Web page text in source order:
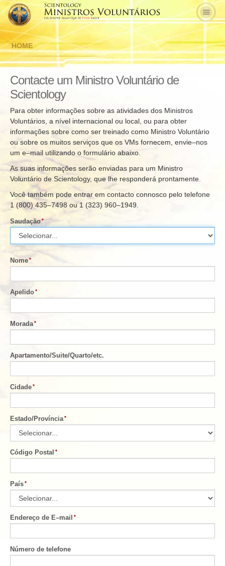
HOME
Contacte um Ministro Voluntário de
Scientology
Para obter informações sobre as atividades dos Ministros
Voluntários, a nível internacional ou local, ou para obter
informações sobre como ser treinado como Ministro Voluntário
ou sobre os muitos serviços que os VMs fornecem, envie–nos
um e–mail utilizando o formulário abaixo.
As suas informações serão enviadas para um Ministro
Voluntário de Scientology, que lhe responderá prontamente.
Você também pode entrar em contacto connosco pelo telefone
1 (800) 435–7498 ou 1 (323) 960–1949.
Saudação
Nome
Apelido
Morada
Apartamento/Suite/Quarto/etc.
Cidade
Estado/Província
Código Postal
País
Endereço de E–mail
Número de telefone